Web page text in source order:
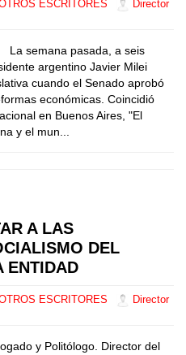
ESCRITORES
Director
La semana pasada, a seis
argentino Javier Milei
cuando el Senado aprobó
económicas. Coincidió
en Buenos Aires, "El
y el mun...
A LAS
DEL
ENTIDAD
ESCRITORES
Director
y Politólogo. Director del